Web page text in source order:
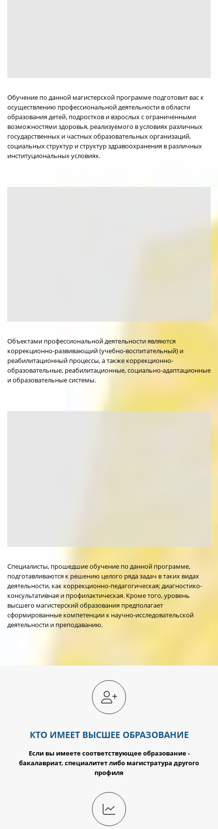
Обучение по данной магистерской программе подготовит вас к
осуществлению профессиональной деятельности в области
образования детей, подростков и взрослых с ограниченными
возможностями здоровья, реализуемого в условиях различных
государственных и частных образовательных организаций,
социальных структур и структур здравоохранения в различных
институциональных условиях.
Объектами профессиональной деятельности являются
коррекционно-развивающий (учебно-воспитательный) и
реабилитационный процессы, а также коррекционно-
образовательные, реабилитационные, социально-адаптационные
и образовательные системы.
Специалисты, прошедшие обучение по данной программе,
подготавливаются к решению целого ряда задач в таких видах
деятельности, как коррекционно-педагогическая; диагностико-
консультативная и профилактическая. Кроме того, уровень
высшего магистерский образования предполагает
сформированные компетенции к научно-исследовательской
деятельности и преподаванию.
КТО ИМЕЕТ ВЫСШЕЕ ОБРАЗОВАНИЕ
Если вы имеете соответствующее образование -
бакалавриат, специалитет либо магистратура другого
профиля